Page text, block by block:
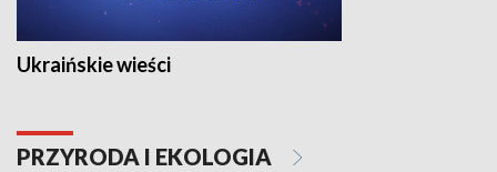
Ukraińskie wieści
PRZYRODA I EKOLOGIA